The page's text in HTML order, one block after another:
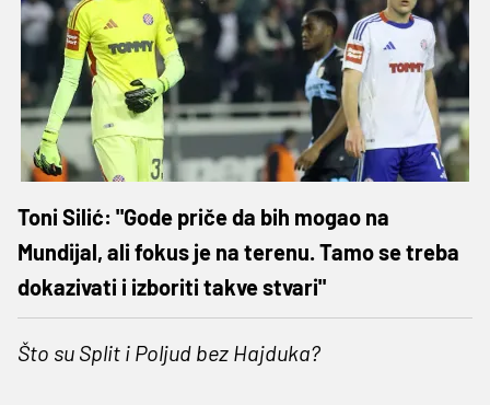
Toni Silić: "Gode priče da bih mogao na
Mundijal, ali fokus je na terenu. Tamo se treba
dokazivati i izboriti takve stvari"
Što su Split i Poljud bez Hajduka?